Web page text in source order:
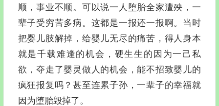
顺，事业不顺。可以说一人堕胎全家遭殃，一
辈子受穷苦多病。这都是一报还一报啊。当时
把婴儿肢解掉，给婴儿无尽的痛苦，得人身本
就是千载难逢的机会，硬生生的因为一己私
欲，夺走了婴灵做人的机会，能不招致婴儿的
疯狂报复吗？甚至连累子孙，一辈子的幸福就
因为堕胎毁掉了。